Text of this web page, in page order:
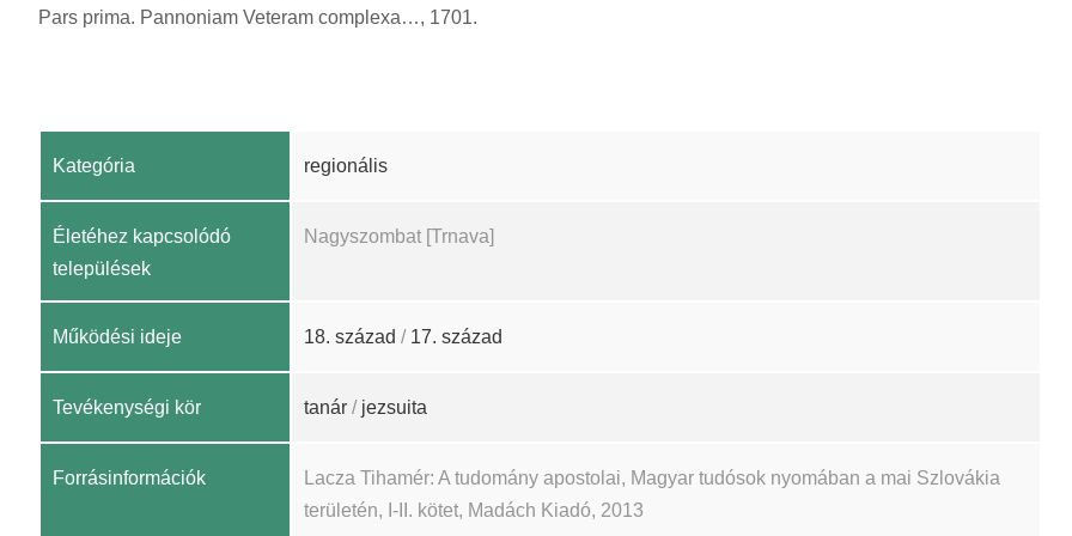
Pars prima. Pannoniam Veteram complexa…, 1701.
Kategória regionális
Életéhez kapcsolódó
települések
Nagyszombat [Trnava]
Működési ideje 18. század / 17. század
Tevékenységi kör tanár / jezsuita
Forrásinformációk
Lacza Tihamér: A tudomány apostolai, Magyar tudósok nyomában a mai Szlovákia
területén, I-II. kötet, Madách Kiadó, 2013